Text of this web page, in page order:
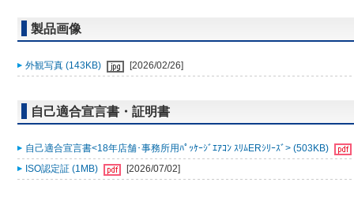
製品画像
外観写真 (143KB) [2026/02/26]
自己適合宣言書・証明書
自己適合宣言書<18年店舗･事務所用ﾊﾟｯｹｰｼﾞｴｱｺﾝ ｽﾘﾑERｼﾘｰｽﾞ> (503KB)
ISO認定証 (1MB)
[2026/07/02]